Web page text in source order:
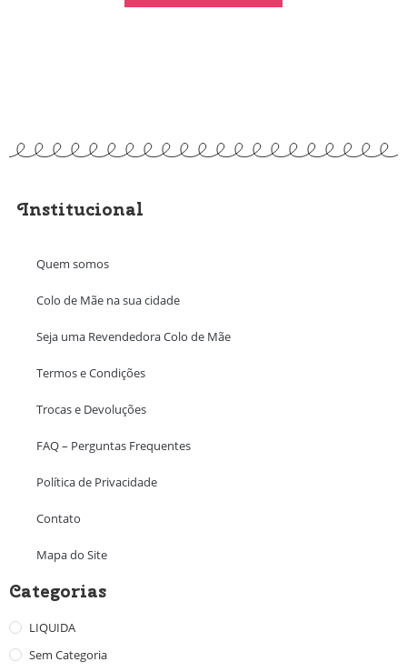
Institucional
Quem somos
Colo de Mãe na sua cidade
Seja uma Revendedora Colo de Mãe
Termos e Condições
Trocas e Devoluções
FAQ – Perguntas Frequentes
Política de Privacidade
Contato
Mapa do Site
Categorias
LIQUIDA
Sem Categoria